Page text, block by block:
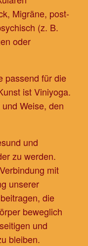
Migräne, post-
(z. B.
oder
passend für die
ist Viniyoga.
Weise, den
und
zu werden.
mit
unserer
die
beweglich
und
bleiben.